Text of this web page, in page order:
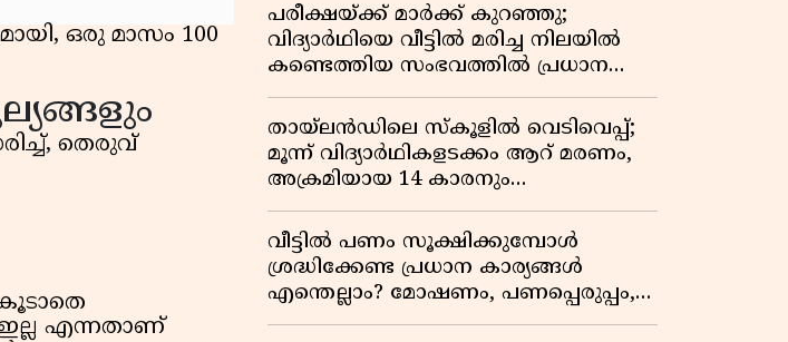
ഒരു മാസം 100
തെരുവ്
എന്നതാണ്
പരീക്ഷയ്ക്ക് മാർക്ക് കുറഞ്ഞു;
വിദ്യാർഥിയെ വീട്ടിൽ മരിച്ച നിലയിൽ
കണ്ടെത്തിയ സംഭവത്തിൽ പ്രധാന
അധ്യാപികക്കെതിരെ പരാതി
തായ്‌ലൻഡിലെ സ്‌കൂളിൽ വെടിവെപ്പ്;
മൂന്ന് വിദ്യാർഥികളടക്കം ആറ് മരണം,
അക്രമിയായ 14 കാരനും
മരിച്ചനിലയിൽ
വീട്ടിൽ പണം സൂക്ഷിക്കുമ്പോൾ
ശ്രദ്ധിക്കേണ്ട പ്രധാന കാര്യങ്ങൾ
എന്തെല്ലാം? മോഷണം, പണപ്പെരുപ്പം,
സാമ്പത്തിക സുരക്ഷ